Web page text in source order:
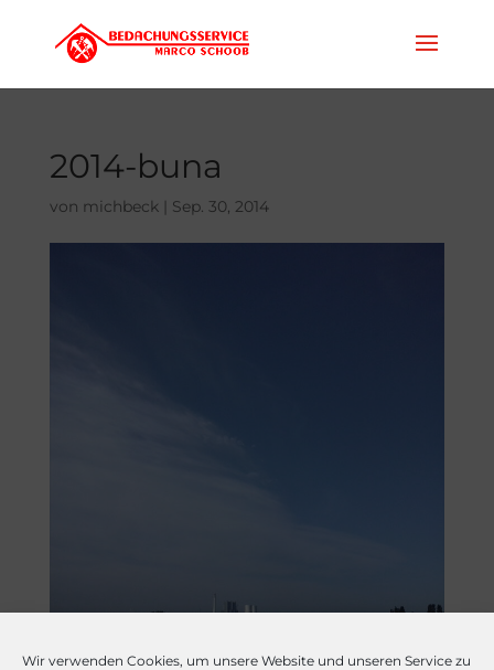
Wir verwenden Cookies, um unsere Website und unseren Service zu
2014-buna
von michbeck| Sep. 30, 2014